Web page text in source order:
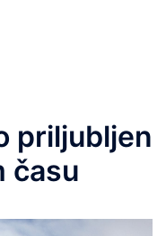
priljubljen
času